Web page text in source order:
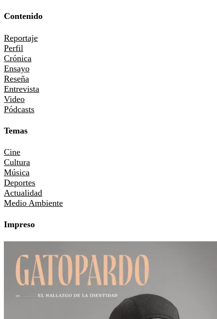
Contenido
Reportaje
Perfil
Crónica
Ensayo
Reseña
Entrevista
Video
Pódcasts
Temas
Cine
Cultura
Música
Deportes
Actualidad
Medio Ambiente
Impreso